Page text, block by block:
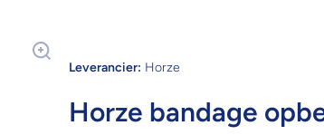
Leverancier: Horze
Horze bandage